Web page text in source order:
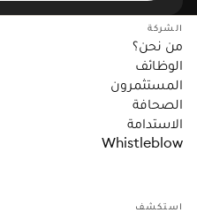
الشركة
من نحن؟
الوظائف
المستثمرون
الصحافة
الاستدامة
Whistleblow
استكشف